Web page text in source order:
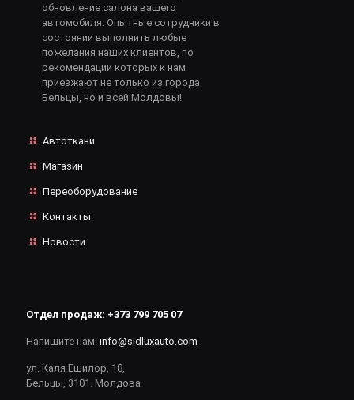
обновление салона вашего
автомобиля. Опытные сотрудники в
состоянии выполнить любые
пожелания наших клиентов, по
рекомендации которых к нам
приезжают не только из города
Бельцы, но и всей Молдовы!
Автоткани
Магазин
Переоборудование
Контакты
Новости
Отдел продаж: +373 799 705 07
Напишите нам: info@sidluxauto.com
ул. Каля Ешилор, 18,
Бельцы, 3101. Молдова